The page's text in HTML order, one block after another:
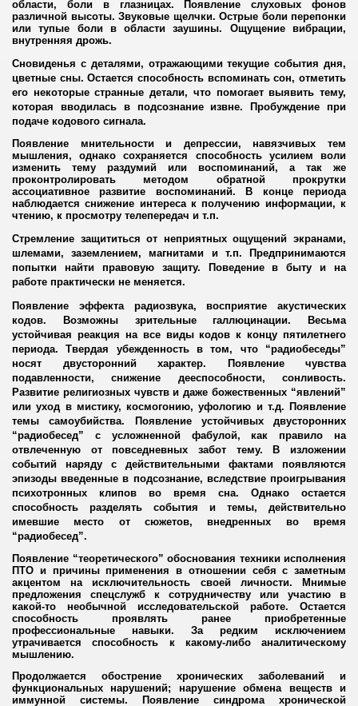
области, боли в глазницах. Появление слуховых фонов
различной высоты. Звуковые щелчки. Острые боли перепонки
или тупые боли в области заушины. Ощущение вибрации,
внутренняя дрожь.
Сновиденья с деталями, отражающими текущие события дня,
цветные сны. Остается способность вспоминать сон, отметить
его некоторые странные детали, что помогает выявить тему,
которая вводилась в подсознание извне. Пробуждение при
подаче кодового сигнала.
Появление мнительности и депрессии, навязчивых тем
мышления, однако сохраняется способность усилием воли
изменить тему раздумий или воспоминаний, а так же
проконтролировать методом обратной прокрутки
ассоциативное развитие воспоминаний. В конце периода
наблюдается снижение интереса к получению информации, к
чтению, к просмотру телепередач и т.п.
Стремление защититься от неприятных ощущений экранами,
шлемами, заземлением, магнитами и т.п. Предпринимаются
попытки найти правовую защиту. Поведение в быту и на
работе практически не меняется.
Появление эффекта радиозвука, восприятие акустических
кодов. Возможны зрительные галлюцинации. Весьма
устойчивая реакция на все виды кодов к концу пятилетнего
периода. Твердая убежденность в том, что “радиобеседы”
носят двусторонний характер. Появление чувства
подавленности, снижение дееспособности, сонливость.
Развитие религиозных чувств и даже божественных “явлений”
или уход в мистику, космогонию, уфологию и т.д. Появление
темы самоубийства. Появление устойчивых двусторонних
“радиобесед” с усложненной фабулой, как правило на
отвлеченную от повседневных забот тему. В изложении
событий наряду с действительными фактами появляются
эпизоды введенные в подсознание, вследствие проигрывания
психотронных клипов во время сна. Однако остается
способность разделять события и темы, действительно
имевшие место от сюжетов, внедренных во время
“радиобесед”.
Появление “теоретического” обоснования техники исполнения
ПТО и причины применения в отношении себя с заметным
акцентом на исключительность своей личности. Мнимые
предложения спецслужб к сотрудничеству или участию в
какой-то необычной исследовательской работе. Остается
способность проявлять ранее приобретенные
профессиональные навыки. За редким исключением
утрачивается способность к какому-либо аналитическому
мышлению.
Продолжается обострение хронических заболеваний и
функциональных нарушений; нарушение обмена веществ и
иммунной системы. Появление синдрома хронической
и убийцы из России
РОССИИ
граждан
авиакатастрофы
семейные конфликты